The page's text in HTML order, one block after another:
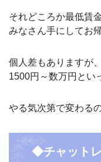
それどころか最低賃
みなさん手にしてお
個人差もありますが
1500円～数万円とい
やる気次第で変わる
◆チャット